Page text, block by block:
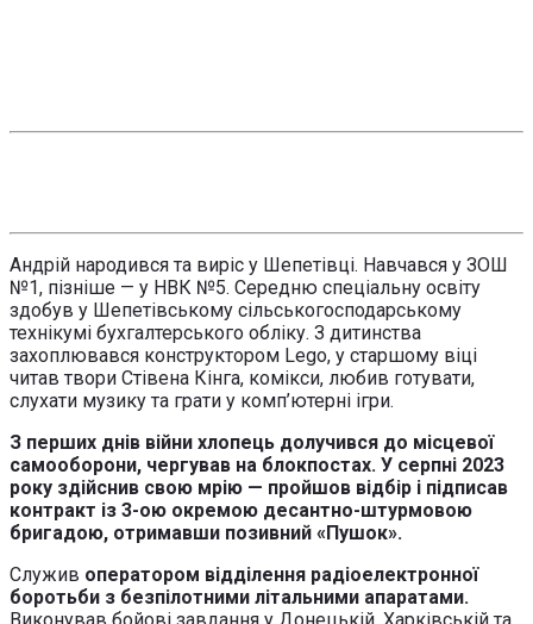
Андрій народився та виріс у Шепетівці. Навчався у ЗОШ
№1, пізніше — у НВК №5. Середню спеціальну освіту
здобув у Шепетівському сільськогосподарському
технікумі бухгалтерського обліку. З дитинства
захоплювався конструктором Lego, у старшому віці
читав твори Стівена Кінга, комікси, любив готувати,
слухати музику та грати у комп’ютерні ігри.
З перших днів війни хлопець долучився до місцевої
самооборони, чергував на блокпостах. У серпні 2023
року здійснив свою мрію — пройшов відбір і підписав
контракт із 3-ою окремою десантно-штурмовою
бригадою, отримавши позивний «Пушок».
Служив оператором відділення радіоелектронної
боротьби з безпілотними літальними апаратами.